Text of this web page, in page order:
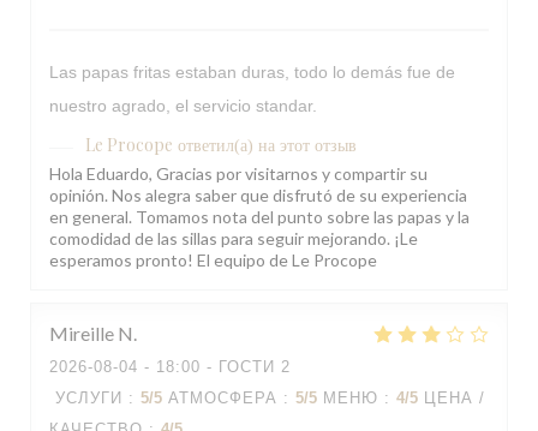
Las papas fritas estaban duras, todo lo demás fue de
nuestro agrado, el servicio standar.
Le Procope ответил(а) на этот отзыв
Hola Eduardo, Gracias por visitarnos y compartir su
opinión. Nos alegra saber que disfrutó de su experiencia
en general. Tomamos nota del punto sobre las papas y la
comodidad de las sillas para seguir mejorando. ¡Le
esperamos pronto! El equipo de Le Procope
Mireille N
2026-08-04 - 18:00 - ГОСТИ 2
УСЛУГИ : 5/5 АТМОСФЕРА : 5/5 МЕНЮ : 4/5 ЦЕНА /